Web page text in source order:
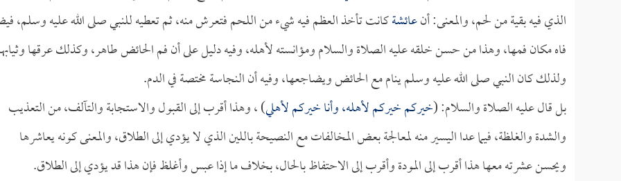
الذي فيه بقية من لحم، والمعنى: أنعائشةكانت تأخذ العظم فيه شيء من اللحم فتعرش منه، ثم تعطيه للنبي صلى الله عليه وسلم،
فاه مكان فمها، وهذا من حسن خلقه عليه الصلاة والسلام ومؤانسته لأهله، وفيه دليل على أن فم الحائض طاهر، وكذلك عرقها
ولذلك كان النبي صلى الله عليه وسلم ينام مع الحائض ويضاجعها، وفيه أن النجاسة مختصة في الدم.
بل قال عليه الصلاة والسلام: (خيركم خيركم لأهله، وأنا خيركم لأهلي) ، وهذا أقرب إلى القبول والاستجابة والتآلف، من التعذيب
والشدة والغلظة، فيما عدا اليسير منه لمعالجة بعض المخالفات مع النصيحة باللين الذي لا يؤدي إلى الطلاق، والمعنى كونه يعاشرها
ويحسن عشرته معها هذا أقرب إلى المودة وأقرب إلى الاحتفاظ بالحال، بخلاف ما إذا عبس وأغلظ فإن هذا قد يؤدي إلى الطلاق.